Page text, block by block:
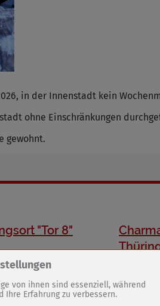
in der Innenstadt kein
ohne Einschränkungen
gewohnt.
"Tor 8"
Cookies / Drittanbieter:
von ihnen sind essenziell, während
Erfahrung zu verbessern.